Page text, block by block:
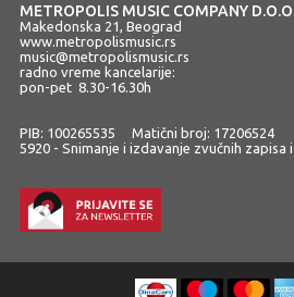
METROPOLIS MUSIC COMPANY
Makedonska 21, Beograd
www.metropolismusic.rs
music@metropolismusic.rs
radno vreme kancelarije:
pon-pet 8.30-16.30h
PIB: 100265535 Matični broj: 17206524
5920 - Snimanje i izdavanje zvučnih zapisa